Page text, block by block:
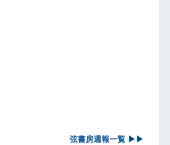
弦書房週報一覧 ▶▶